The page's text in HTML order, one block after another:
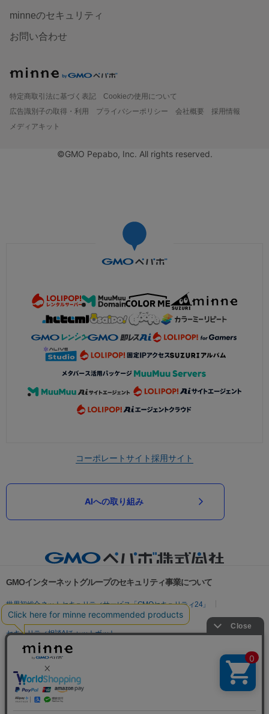
minneのセキュリティ
お問い合わせ
特定商取引法に基づく表記
Cookieの使用について
広告識別子の取得・利用
プライバシーポリシー 会社概要
採用情報
メディアキット
©GMO Pepabo, Inc. All rights reserved.
コーポレートサイト採用サイト
AIへの取り組み
GMOインターネットグループのセキュリティ事業について
世界初総合ネットセキュリティサービス「GMOセキュリティ24」
パスワード漏洩診断
Webサイトリスク診断
セキュリティ相談AIチャットボット
実在証明・盗聴対策
サイバー攻撃対策（GMO Flatt Security）
セキュリティ事業の軌跡